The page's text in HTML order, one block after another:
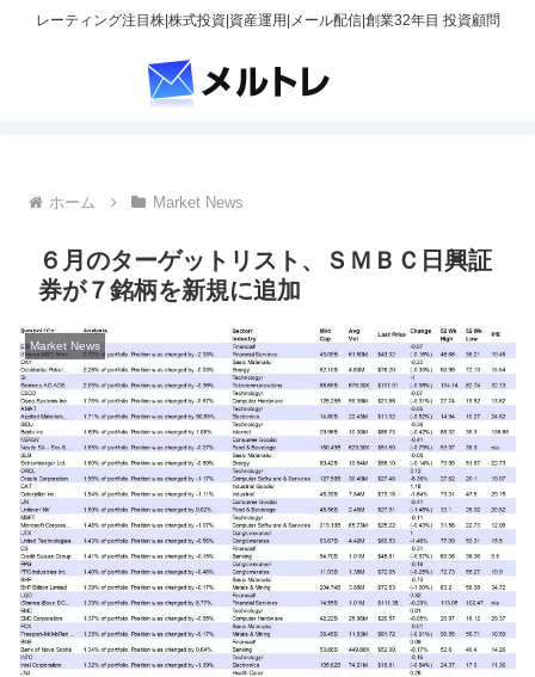
レーティング注目株|株式投資|資産運用|メール配信|創業32年目 投資顧問
ホーム Market News
６月のターゲットリスト、ＳＭＢＣ日興証
券が７銘柄を新規に追加
Market News